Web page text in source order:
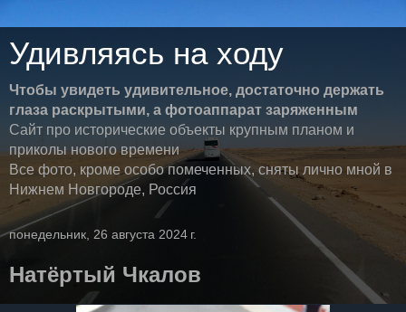
Удивляясь на ходу
Чтобы увидеть удивительное, достаточно держать
глаза раскрытыми, а фотоаппарат заряженным
Сайт про исторические объекты крупным планом и
приколы нового времени
Все фото, кроме особо помеченных, сняты лично мной в
Нижнем Новгороде, Россия
понедельник, 26 августа 2024 г.
Натёртый Чкалов